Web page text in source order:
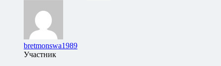
bretmonswa1989
Участник